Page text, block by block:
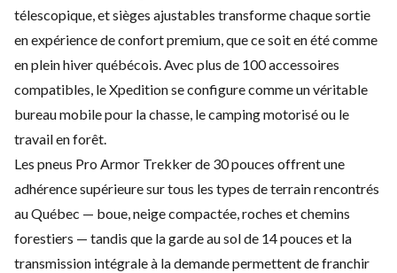
télescopique, et sièges ajustables transforme chaque sortie
en expérience de confort premium, que ce soit en été comme
en plein hiver québécois. Avec plus de 100 accessoires
compatibles, le Xpedition se configure comme un véritable
bureau mobile pour la chasse, le camping motorisé ou le
travail en forêt.
Les pneus Pro Armor Trekker de 30 pouces offrent une
adhérence supérieure sur tous les types de terrain rencontrés
au Québec — boue, neige compactée, roches et chemins
forestiers — tandis que la garde au sol de 14 pouces et la
transmission intégrale à la demande permettent de franchir